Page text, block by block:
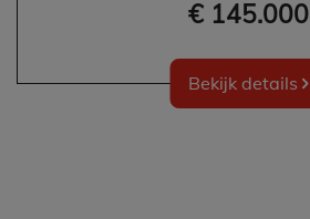
€ 145.000
Bekijk details